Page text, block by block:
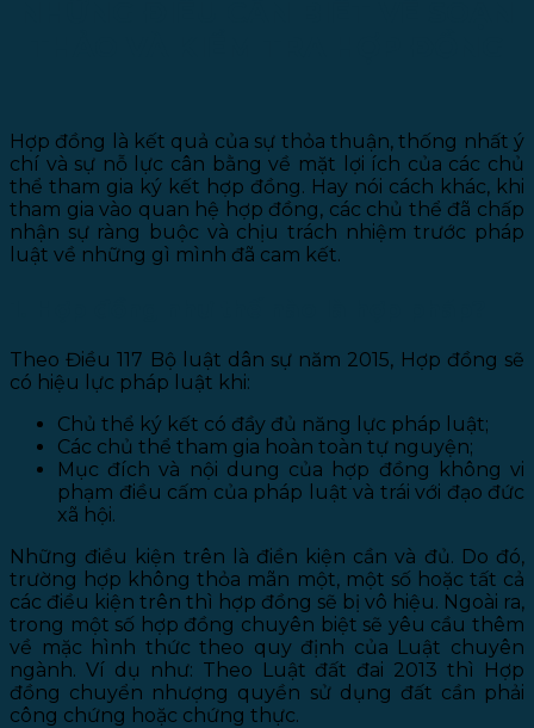
Hợp đồng là kết quả của sự thỏa thuận, thống nhất ý
chí và sự nỗ lực cân bằng về mặt lợi ích của các chủ
thể tham gia ký kết hợp đồng. Hay nói cách khác, khi
tham gia vào quan hệ hợp đồng, các chủ thể đã chấp
nhận sự ràng buộc và chịu trách nhiệm trước pháp
luật về những gì mình đã cam kết.
Theo Điều 117 Bộ luật dân sự năm 2015, Hợp đồng sẽ
có hiệu lực pháp luật khi:
Chủ thể ký kết có đầy đủ năng lực pháp luật;
Các chủ thể tham gia hoàn toàn tự nguyện;
Mục đích và nội dung của hợp đồng không vi
phạm điều cấm của pháp luật và trái với đạo đức
xã hội.
Những điều kiện trên là điền kiện cần và đủ. Do đó,
trường hợp không thỏa mãn một, một số hoặc tất cả
các điều kiện trên thì hợp đồng sẽ bị vô hiệu. Ngoài ra,
trong một số hợp đồng chuyên biệt sẽ yêu cầu thêm
về mặc hình thức theo quy định của Luật chuyên
ngành. Ví dụ như: Theo Luật đất đai 2013 thì Hợp
đồng chuyển nhượng quyền sử dụng đất cần phải
công chứng hoặc chứng thực.